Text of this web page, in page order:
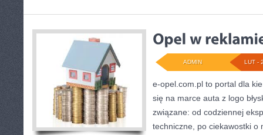
LUT -
ADMIN
e-opel.com.pl to portal dla
się na marce auta z logo
związane: od codziennej
techniczne, po ciekawostki o